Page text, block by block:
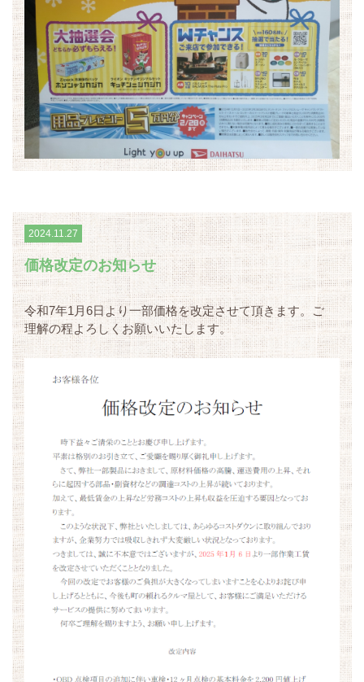
2024.11.27
価格改定のお知らせ
令和7年1月6日より一部価格を改定させて頂きます。ご
理解の程よろしくお願いいたします。